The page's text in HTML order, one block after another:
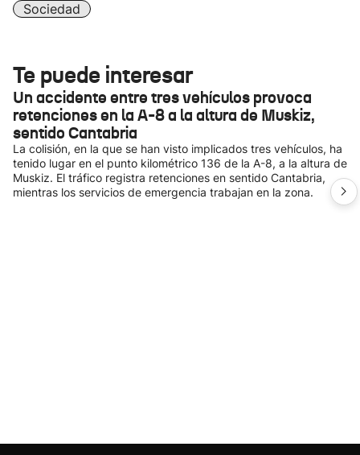
Sociedad
Te puede interesar
Un accidente entre tres vehículos provoca
retenciones en la A-8 a la altura de Muskiz,
sentido Cantabria
La colisión, en la que se han visto implicados tres vehículos, ha
tenido lugar en el punto kilométrico 136 de la A-8, a la altura de
Muskiz. El tráfico registra retenciones en sentido Cantabria,
mientras los servicios de emergencia trabajan en la zona.